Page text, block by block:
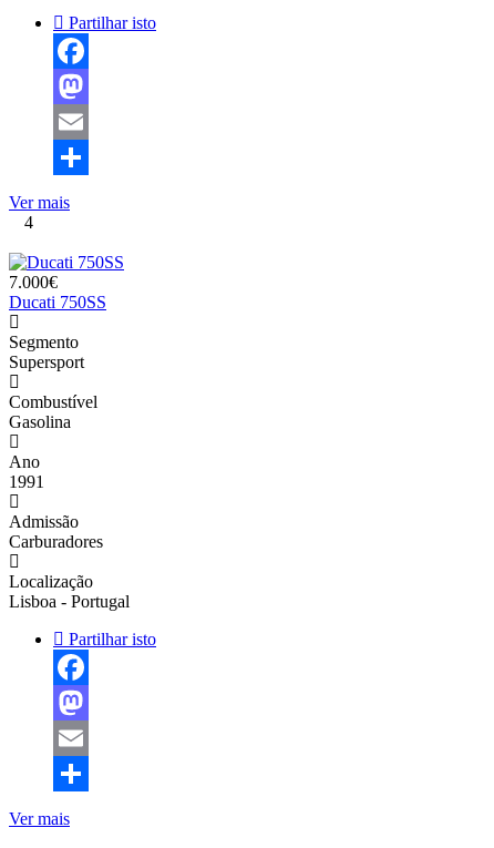
Partilhar isto
Facebook
Mastodon
Email
Share
Ver mais
4
7.000€
Ducati 750SS
Segmento
Supersport
Combustível
Gasolina
Ano
1991
Admissão
Carburadores
Localização
Lisboa - Portugal
Partilhar isto
Facebook
Mastodon
Email
Share
Ver mais